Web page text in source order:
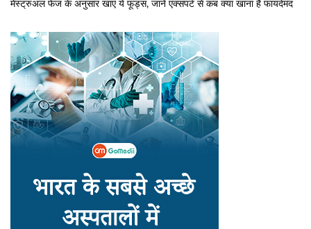
मेंस्ट्रुअल फेज के अनुसार खाएं ये फूड्स, जानें एक्सपर्ट से कब क्या खाना है फायदेमंद